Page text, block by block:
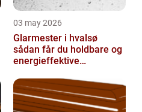
03 may 2026
Glarmester i hvalsø
sådan får du holdbare og
energieffektive